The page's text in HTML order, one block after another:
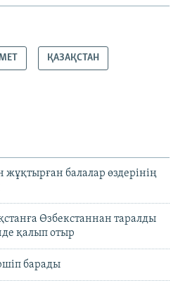
ҚАЗАҚСТАН
балалар өздерінің
Өзбекстаннан таралды
қалып отыр
барады